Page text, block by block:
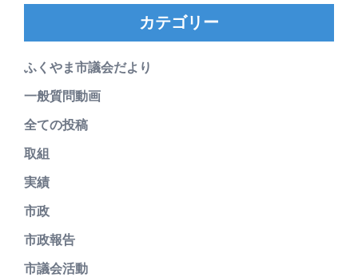
カテゴリー
ふくやま市議会だより
一般質問動画
全ての投稿
取組
実績
市政
市政報告
市議会活動